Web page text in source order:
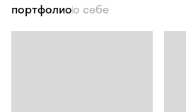
портфолиоо себе